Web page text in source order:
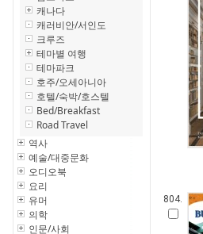
캐나다
캐러비안/서인도
크루즈
테마별 여행
테마파크
호주/오세아니아
호텔/숙박/호스텔
Bed/Breakfast
Road Travel
역사
예술/대중문화
오디오북
요리
유머
의학
인문/사회
804.